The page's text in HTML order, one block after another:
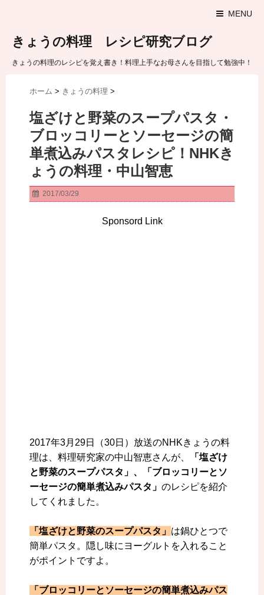
MENU
きょうの料理 レシピ研究ブログ
きょうの料理のレシピを覚え書き！料理上手なお母さんを目指して勉強中！
ホーム > きょうの料理 >
塩ざけと野菜のスープパスタ・
ブロッコリーとソーセージの簡
単煮込みパスタレシピ！NHKき
ょうの料理・中山智恵
2017/03/29
Sponsord Link
2017年3月29日（30日）放送のNHKきょうの料
理は、料理研究家の中山智恵さんが、
「塩ざけ
と野菜のスープパスタ」、「ブロッコリーとソ
ーセージの簡単煮込みパスタ」 のレシピを紹介
してくれました。
「塩ざけと野菜のスープパスタ」 は鍋ひとつで
簡単パスタ。隠し味にヨーグルトを入れること
がポイントですよ。
「ブロッコリーとソーセージの簡単煮込みパス